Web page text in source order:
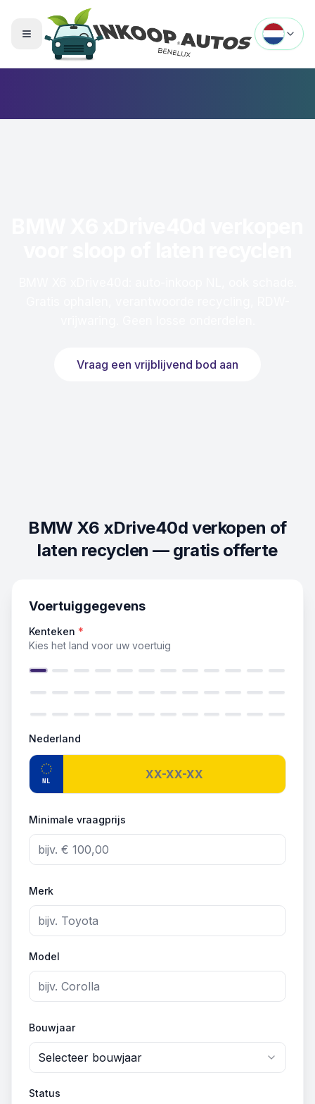
Menu openen
Vraag een vrijblijvend bod aan
BMW X6 xDrive40d verkopen of
laten recyclen — gratis offerte
Voertuiggegevens
Kenteken *
Kies het land voor uw voertuig
Nederland
NL
Minimale vraagprijs
Merk
Model
Bouwjaar
Selecteer bouwjaar
Status